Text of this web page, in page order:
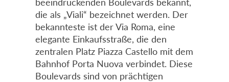
die als „Viali“ bezeichnet werden. Der
bekannteste ist der Via Roma, eine
elegante Einkaufsstraße, die den
zentralen Platz Piazza Castello mit dem
Bahnhof Porta Nuova verbindet. Diese
Boulevards sind von prächtigen